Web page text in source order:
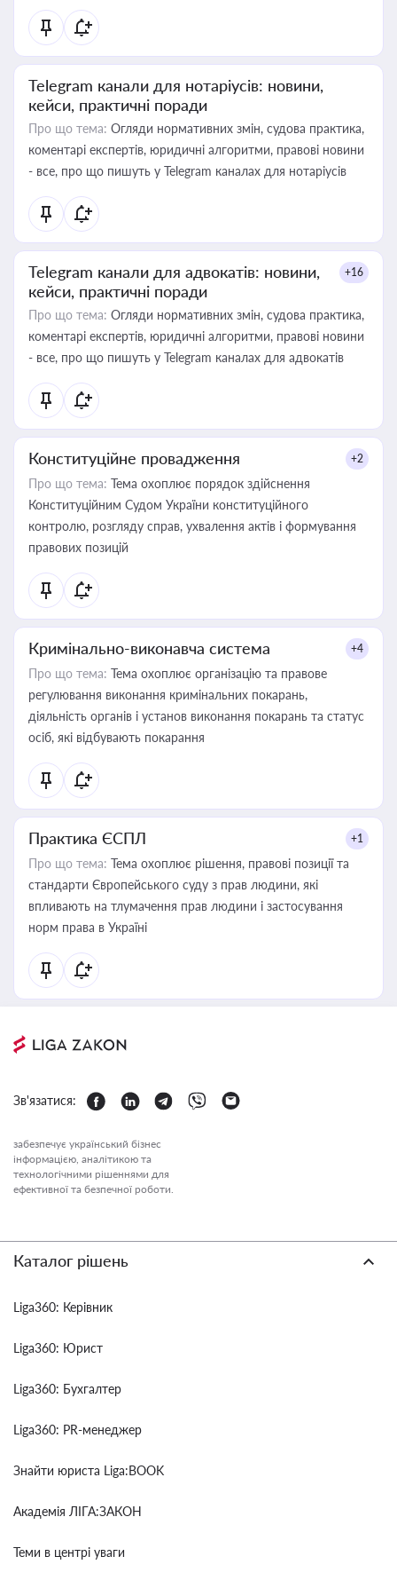
Telegram канали для нотаріусів: новини,
кейси, практичні поради
Про що тема: Огляди нормативних змін, судова практика,
коментарі експертів, юридичні алгоритми, правові новини
- все, про що пишуть у Telegram каналах для нотаріусів
Telegram канали для адвокатів: новини,
кейси, практичні поради
+16
Про що тема: Огляди нормативних змін, судова практика,
коментарі експертів, юридичні алгоритми, правові новини
- все, про що пишуть у Telegram каналах для адвокатів
Конституційне провадження +2
Про що тема: Тема охоплює порядок здійснення
Конституційним Судом України конституційного
контролю, розгляду справ, ухвалення актів і формування
правових позицій
Кримінально-виконавча система +4
Про що тема: Тема охоплює організацію та правове
регулювання виконання кримінальних покарань,
діяльність органів і установ виконання покарань та статус
осіб, які відбувають покарання
Практика ЄСПЛ +1
Про що тема: Тема охоплює рішення, правові позиції та
стандарти Європейського суду з прав людини, які
впливають на тлумачення прав людини і застосування
норм права в Україні
Зв'язатися:
забезпечує український бізнес
інформацією, аналітикою та
технологічними рішеннями для
ефективної та безпечної роботи.
Каталог рішень
Liga360: Керівник
Liga360: Юрист
Liga360: Бухгалтер
Liga360: PR-менеджер
Знайти юриста Liga:BOOK
Академія ЛІГА:ЗАКОН
Теми в центрі уваги